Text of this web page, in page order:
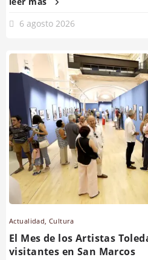
6 agosto 2026
Actualidad,Cultura
El Mes de los Artistas
visitantes en San Marcos